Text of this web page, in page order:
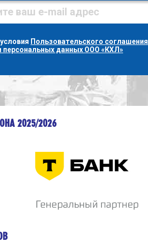
Пользовательского соглашения
персональных данных ООО «КХЛ»
2025/2026